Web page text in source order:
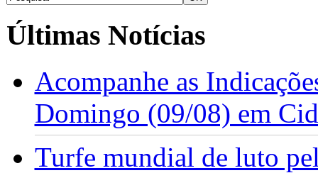
Últimas Notícias
Acompanhe as
Domingo (09/08) em
Turfe mundial de luto